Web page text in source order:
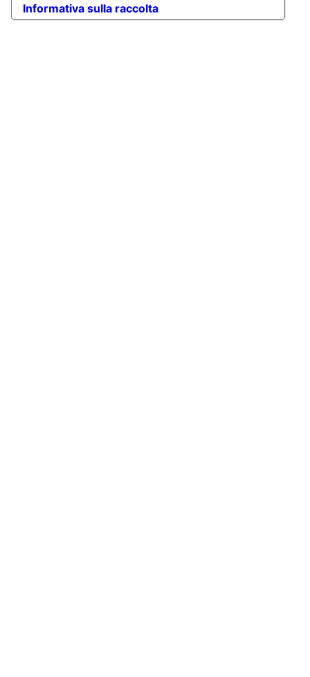
Informativa sulla raccolta